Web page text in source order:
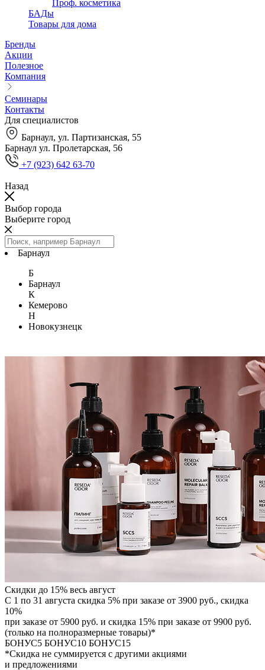
Проф. косметика
БАДы
Товары для дома
Бренды
Акции
Полезное
Компания
Семинары
Контакты
Для специалистов
Барнаул, ул. Партизанская, 55
Барнаул ул. Пролетарская, 56
+7 (923) 642 63-70
Назад
Выбор города
Выберите город
Барнаул
Б
Барнаул
К
Кемерово
Н
Новокузнецк
Скидки до 15% весь август
С 1 по 31 августа скидка 5% при заказе от 3900 руб., скидка
10%
при заказе от 5900 руб. и скидка 15% при заказе от 9900 руб.
(только на полноразмерные товары)*
БОНУС5 БОНУС10 БОНУС15
*Скидка не суммируется с другими акциями
и предложениями